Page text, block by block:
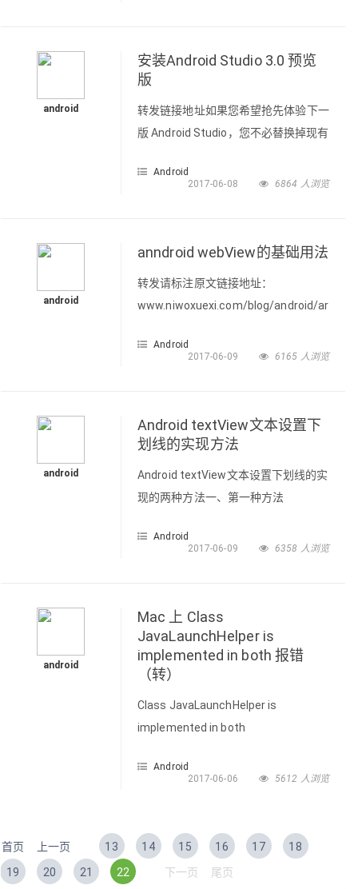
国、美国、英国、法国、德国等地；
首先来看下国内市场，安卓手机市场占
有率从去年的76.4%上涨到了86.4%，
22.2%下滑至13.2%，下降9%，可以说
在国内，苹果丢掉的份额
android
安装Android Studio 3.0 预览
版
转发链接地址如果您希望抢先体验下一
版 Android Studio，您不必替换掉现有
同时安装 Android Studio 预览版并在
够实现这一点，是因为 Android Studio
将每个安装版本的设置存储在该版本特
Windows 上安装了 Android Studio 2.3
稳定版和 And
Android
2017-06-08
6864 人浏览
android
anndroid webView的基础用法
转发请标注原文链接地址：
www.niwoxuexi.com/blog/android/
也越来越多了android5.0对WebView
android开发中的地位越来越高了，现
在就开始学习一下android中的
WebView。 WebView的简介：
Android
2017-06-09
6165 人浏览
android
Android textView文本设置下
划线的实现方法
Android textView文本设置下划线的实
现的两种方法一、第一种方法
下划线实例：TextView tv=new
下划
Android
2017-06-09
6358 人浏览
android
Mac 上 Class
JavaLaunchHelper is
implemented in both 报错
（转）
Class JavaLaunchHelper is
implemented in both
(0x10d19c4c0) and
Android
2017-06-06
5612 人浏览
首页 上一页 13 14 15 16 17
18
19
20 21 22 下一页 尾页